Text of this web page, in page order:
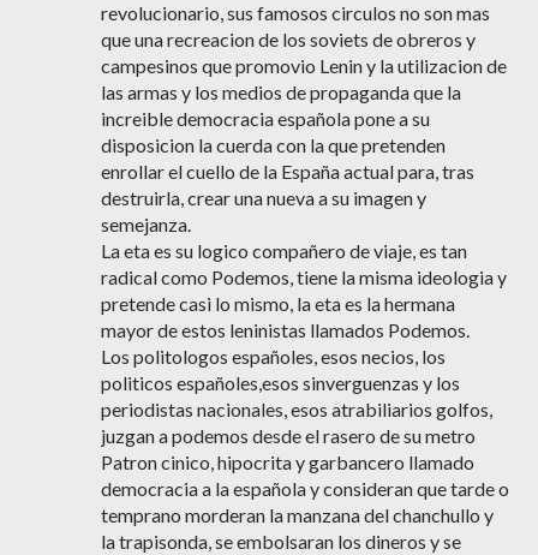
revolucionario, sus famosos circulos no son mas
que una recreacion de los soviets de obreros y
campesinos que promovio Lenin y la utilizacion de
las armas y los medios de propaganda que la
increible democracia española pone a su
disposicion la cuerda con la que pretenden
enrollar el cuello de la España actual para, tras
destruirla, crear una nueva a su imagen y
semejanza.
La eta es su logico compañero de viaje, es tan
radical como Podemos, tiene la misma ideologia y
pretende casi lo mismo, la eta es la hermana
mayor de estos leninistas llamados Podemos.
Los politologos españoles, esos necios, los
politicos españoles,esos sinverguenzas y los
periodistas nacionales, esos atrabiliarios golfos,
juzgan a podemos desde el rasero de su metro
Patron cinico, hipocrita y garbancero llamado
democracia a la española y consideran que tarde o
temprano morderan la manzana del chanchullo y
la trapisonda, se embolsaran los dineros y se